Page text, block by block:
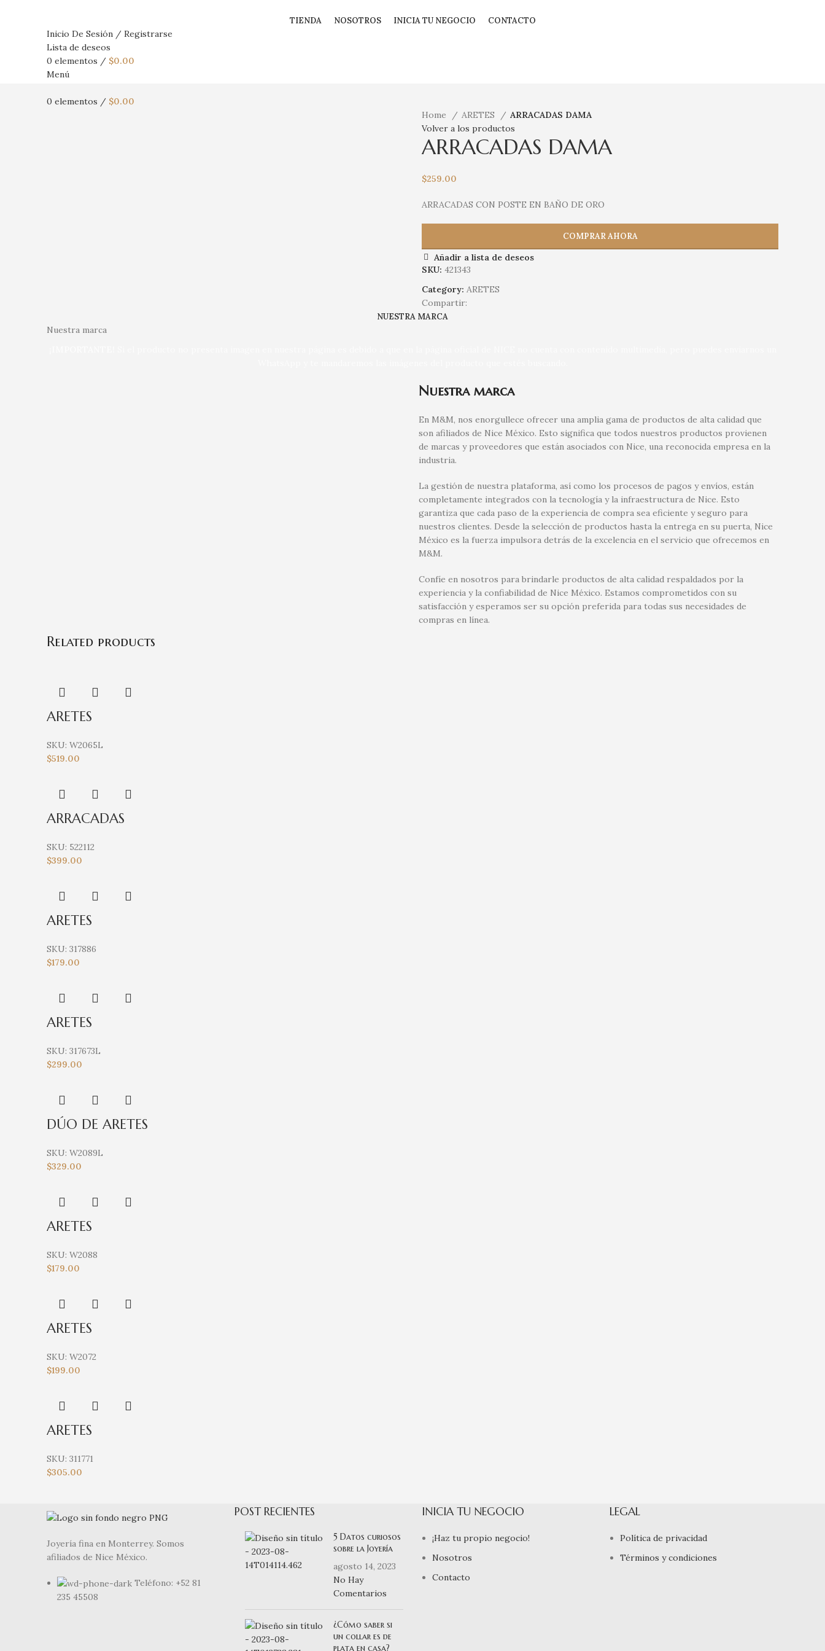
TIENDA NOSOTROS INICIA TU NEGOCIO CONTACTO
Inicio De Sesión / Registrarse
Lista de deseos
0 elementos / $0.00
Menú
0 elementos / $0.00
Home ARETES
ARRACADAS DAMA
Volver a los productos
ARRACADAS DAMA
$259.00
ARRACADAS CON POSTE EN BAÑO DE ORO
COMPRAR AHORA
Añadir a lista de deseos
SKU: 421343
Category: ARETES
Compartir:
NUESTRA MARCA
Nuestra marca
Nuestra marca
En M&M, nos enorgullece ofrecer una amplia gama de productos de alta calidad que
son afiliados de Nice México. Esto significa que todos nuestros productos provienen
de marcas y proveedores que están asociados con Nice, una reconocida empresa en la
industria.
La gestión de nuestra plataforma, así como los procesos de pagos y envíos, están
completamente integrados con la tecnología y la infraestructura de Nice. Esto
garantiza que cada paso de la experiencia de compra sea eficiente y seguro para
nuestros clientes. Desde la selección de productos hasta la entrega en su puerta, Nice
México es la fuerza impulsora detrás de la excelencia en el servicio que ofrecemos en
M&M.
Confíe en nosotros para brindarle productos de alta calidad respaldados por la
experiencia y la confiabilidad de Nice México. Estamos comprometidos con su
satisfacción y esperamos ser su opción preferida para todas sus necesidades de
compras en línea.
Related products
ARETES
SKU: W2065L
$519.00
ARRACADAS
SKU: 522112
$399.00
ARETES
SKU: 317886
$179.00
ARETES
SKU: 317673L
$299.00
DÚO DE ARETES
SKU: W2089L
$329.00
ARETES
SKU: W2088
$179.00
ARETES
SKU: W2072
$199.00
ARETES
SKU: 311771
$305.00
Joyería fina en Monterrey. Somos
afiliados de Nice México.
Teléfono: +52 81
235 45508
POST RECIENTES
5 Datos curiosos
sobre la Joyería
agosto 14, 2023
No Hay
Comentarios
¿Cómo saber si
un collar es de
plata en casa?
INICIA TU NEGOCIO
¡Haz tu propio negocio!
Nosotros
Contacto
LEGAL
Política de privacidad
Términos y condiciones